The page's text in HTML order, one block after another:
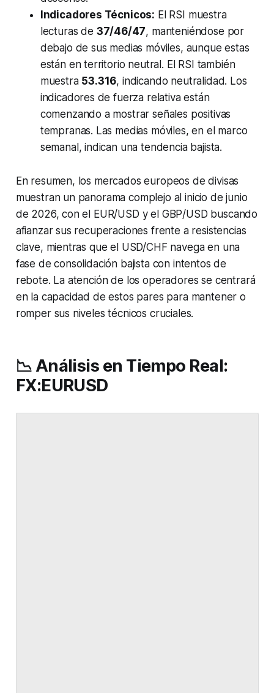
Indicadores Técnicos: El RSI muestra
lecturas de 37/46/47, manteniéndose por
debajo de sus medias móviles, aunque estas
están en territorio neutral. El RSI también
muestra 53.316, indicando neutralidad. Los
indicadores de fuerza relativa están
comenzando a mostrar señales positivas
tempranas. Las medias móviles, en el marco
semanal, indican una tendencia bajista.
En resumen, los mercados europeos de divisas
muestran un panorama complejo al inicio de junio
de 2026, con el EUR/USD y el GBP/USD buscando
afianzar sus recuperaciones frente a resistencias
clave, mientras que el USD/CHF navega en una
fase de consolidación bajista con intentos de
rebote. La atención de los operadores se centrará
en la capacidad de estos pares para mantener o
romper sus niveles técnicos cruciales.
📉 Análisis en Tiempo Real:
FX:EURUSD